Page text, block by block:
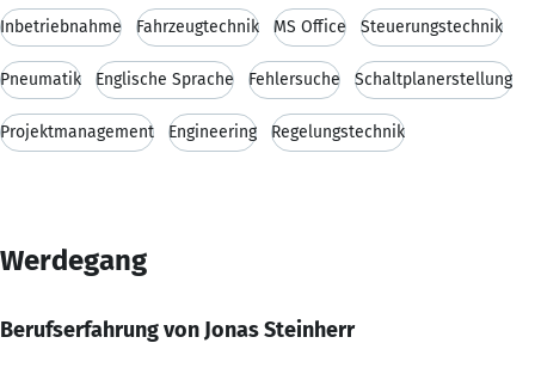
Inbetriebnahme Fahrzeugtechnik MS Office Steuerungstechnik
Pneumatik Englische Sprache Fehlersuche Schaltplanerstellung
Projektmanagement Engineering Regelungstechnik
Werdegang
Berufserfahrung von Jonas Steinherr